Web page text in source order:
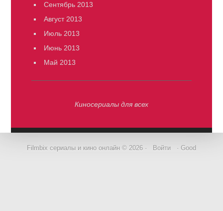
Сентябрь 2013
Август 2013
Июль 2013
Июнь 2013
Май 2013
Киносериалы для всех
Filmbix сериалы и кино онлайн © 2026 · Войти · Good